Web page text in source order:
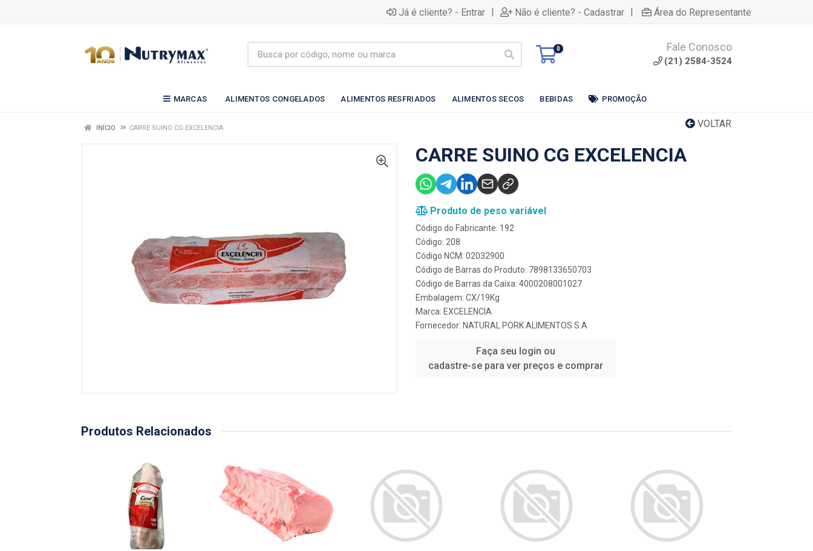
Já é cliente? - Entrar | Não é cliente? - Cadastrar | Área do Representante
0 Fale Conosco
(21) 2584-3524
MARCAS ALIMENTOS CONGELADOS ALIMENTOS RESFRIADOS ALIMENTOS SECOS BEBIDAS PROMOÇÃO
VOLTAR
INÍCIO CARRE SUINO CG EXCELENCIA
CARRE SUINO CG EXCELENCIA
Produto de peso variável
Código do Fabricante: 192
Código: 208
Código NCM: 02032900
Código de Barras do Produto: 7898133650703
Código de Barras da Caixa: 4000208001027
Embalagem: CX/19Kg
Marca: EXCELENCIA
Fornecedor: NATURAL PORK ALIMENTOS S.A
Faça seu login ou
cadastre-se para ver preços e comprar
Produtos Relacionados